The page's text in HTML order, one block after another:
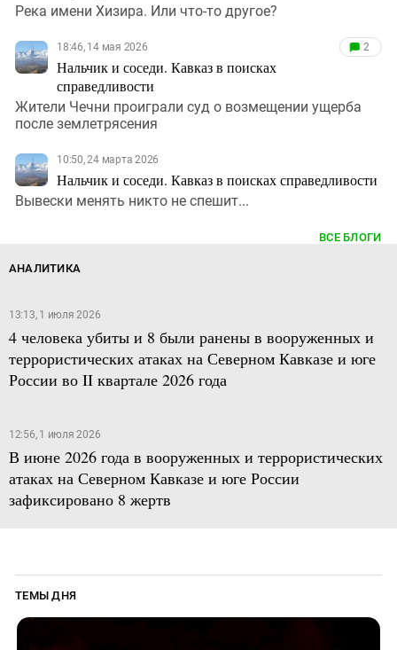
Река имени Хизира. Или что-то другое?
18:46, 14 мая 2026
Нальчик и соседи. Кавказ в поисках
справедливости
2
Жители Чечни проиграли суд о возмещении ущерба
после землетрясения
10:50, 24 марта 2026
Нальчик и соседи. Кавказ в поисках справедливости
Вывески менять никто не спешит...
ВСЕ БЛОГИ
АНАЛИТИКА
13:13, 1 июля 2026
4 человека убиты и 8 были ранены в вооруженных и
террористических атаках на Северном Кавказе и юге
России во II квартале 2026 года
12:56, 1 июля 2026
В июне 2026 года в вооруженных и террористических
атаках на Северном Кавказе и юге России
зафиксировано 8 жертв
ТЕМЫ ДНЯ